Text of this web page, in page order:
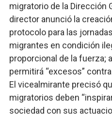
migratorio de la Dirección
director anunció la
protocolo para las
migrantes en condición
proporcional de la fuerza;
permitirá “excesos”
El vicealmirante precisó
migratorios deben
sociedad con sus